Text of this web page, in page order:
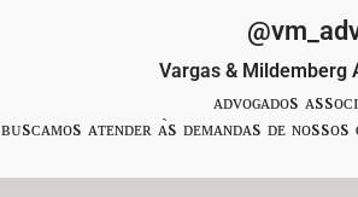
Vargas & Mildemberg
ᴀᴅᴠᴏɢᴀᴅᴏs‎
⁣ʙᴜsᴄᴀᴍᴏs‎ ᴀᴛᴇɴᴅᴇʀ‎ ᴀ̀s‎ ᴅᴇᴍᴀɴᴅᴀs‎ ᴅᴇ‎ ɴᴏssᴏs‎